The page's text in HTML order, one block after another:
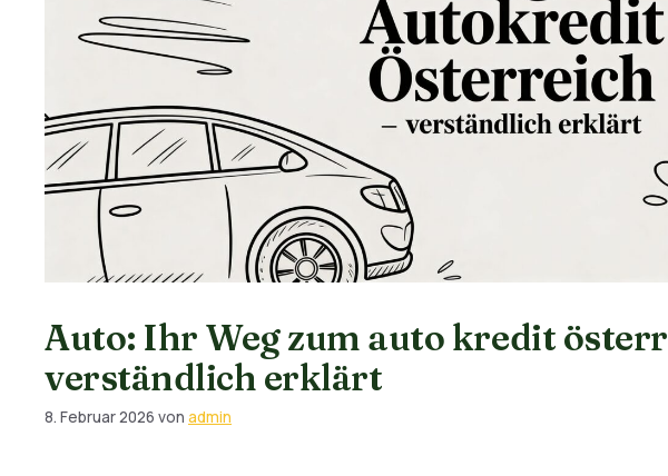
Auto: Ihr Weg zum auto kredit
verständlich erklärt
8. Februar 2026 von admin